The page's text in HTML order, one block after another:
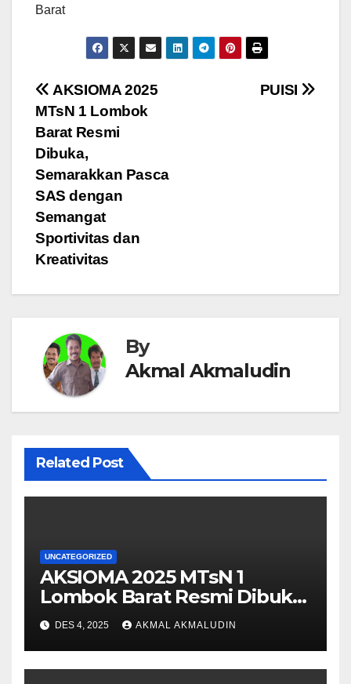
Barat
Navigasi
pos
PUISI
AKSIOMA 2025
MTsN 1 Lombok
Barat Resmi
Dibuka,
Semarakkan Pasca
SAS dengan
Semangat
Sportivitas dan
Kreativitas
By
Akmal Akmaludin
Related Post
UNCATEGORIZED
AKSIOMA 2025 MTsN 1
Lombok Barat Resmi Dibuka,
Semarakkan Pasca SAS
dengan Semangat
Sportivitas dan Kreativitas
DES 4, 2025 AKMAL AKMALUDIN